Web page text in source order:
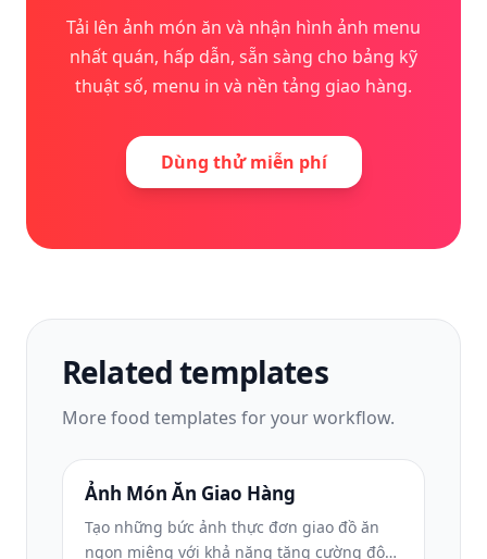
Tải lên ảnh món ăn và nhận hình ảnh menu
nhất quán, hấp dẫn, sẵn sàng cho bảng kỹ
thuật số, menu in và nền tảng giao hàng.
Dùng thử miễn phí
Related templates
Morefood templates for your workflow.
Ảnh Món Ăn Giao Hàng
Tạo những bức ảnh thực đơn giao đồ ăn
ngon miệng với khả năng tăng cường độ